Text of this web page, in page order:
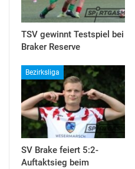
TSV gewinnt Testspiel bei
Braker Reserve
Bezirksliga
SV Brake feiert 5:2-
Auftaktsieg beim